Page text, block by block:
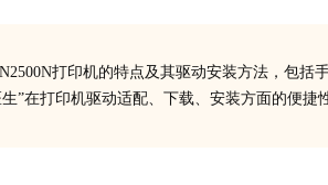
打印机的特点及其驱动安装方法，包括
”在打印机驱动适配、下载、安装方面的便捷